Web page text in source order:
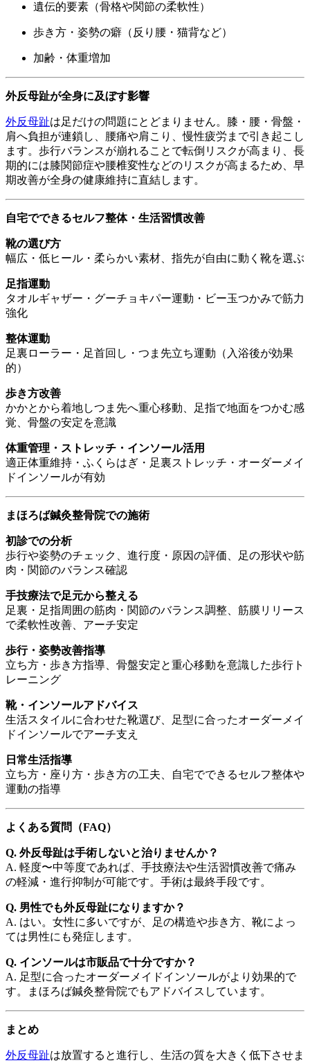
遺伝的要素（骨格や関節の柔軟性）
歩き方・姿勢の癖（反り腰・猫背など）
加齢・体重増加
外反母趾が全身に及ぼす影響
外反母趾は足だけの問題にとどまりません。膝・腰・骨盤・
肩へ負担が連鎖し、腰痛や肩こり、慢性疲労まで引き起こし
ます。歩行バランスが崩れることで転倒リスクが高まり、長
期的には膝関節症や腰椎変性などのリスクが高まるため、早
期改善が全身の健康維持に直結します。
自宅でできるセルフ整体・生活習慣改善
靴の選び方
幅広・低ヒール・柔らかい素材、指先が自由に動く靴を選ぶ
足指運動
タオルギャザー・グーチョキパー運動・ビー玉つかみで筋力
強化
整体運動
足裏ローラー・足首回し・つま先立ち運動（入浴後が効果
的）
歩き方改善
かかとから着地しつま先へ重心移動、足指で地面をつかむ感
覚、骨盤の安定を意識
体重管理・ストレッチ・インソール活用
適正体重維持・ふくらはぎ・足裏ストレッチ・オーダーメイ
ドインソールが有効
まほろば鍼灸整骨院での施術
初診での分析
歩行や姿勢のチェック、進行度・原因の評価、足の形状や筋
肉・関節のバランス確認
手技療法で足元から整える
足裏・足指周囲の筋肉・関節のバランス調整、筋膜リリース
で柔軟性改善、アーチ安定
歩行・姿勢改善指導
立ち方・歩き方指導、骨盤安定と重心移動を意識した歩行ト
レーニング
靴・インソールアドバイス
生活スタイルに合わせた靴選び、足型に合ったオーダーメイ
ドインソールでアーチ支え
日常生活指導
立ち方・座り方・歩き方の工夫、自宅でできるセルフ整体や
運動の指導
よくある質問（FAQ）
Q. 外反母趾は手術しないと治りませんか？
A. 軽度〜中等度であれば、手技療法や生活習慣改善で痛み
の軽減・進行抑制が可能です。手術は最終手段です。
Q. 男性でも外反母趾になりますか？
A. はい。女性に多いですが、足の構造や歩き方、靴によっ
ては男性にも発症します。
Q. インソールは市販品で十分ですか？
A. 足型に合ったオーダーメイドインソールがより効果的で
す。まほろば鍼灸整骨院でもアドバイスしています。
まとめ
外反母趾は放置すると進行し、生活の質を大きく低下させま